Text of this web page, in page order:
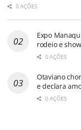
0 AÇÕES
Expo
rodeio e
0 AÇÕES
Otaviano
e declara
0 AÇÕES